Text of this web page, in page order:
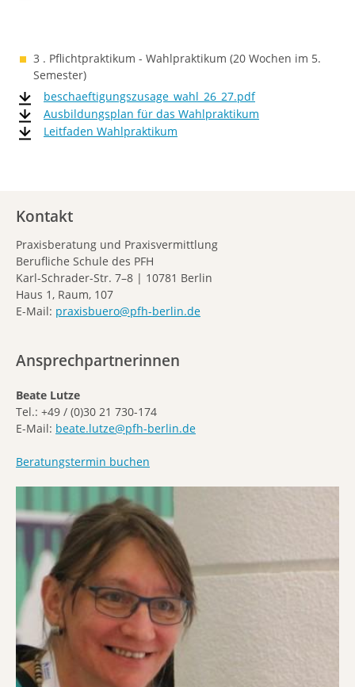
3 . Pflichtpraktikum - Wahlpraktikum (20 Wochen im 5.
Semester)
beschaeftigungszusage_wahl_26_27.pdf
Ausbildungsplan für das Wahlpraktikum
Leitfaden Wahlpraktikum
Kontakt
Praxisberatung und Praxisvermittlung
Berufliche Schule des PFH
Karl-Schrader-Str. 7–8 | 10781 Berlin
Haus 1, Raum, 107
E-Mail: praxisbuero@pfh-berlin.de
Ansprechpartnerinnen
Beate Lutze
Tel.: +49 / (0)30 21 730-174
E-Mail: beate.lutze@pfh-berlin.de
Beratungstermin buchen